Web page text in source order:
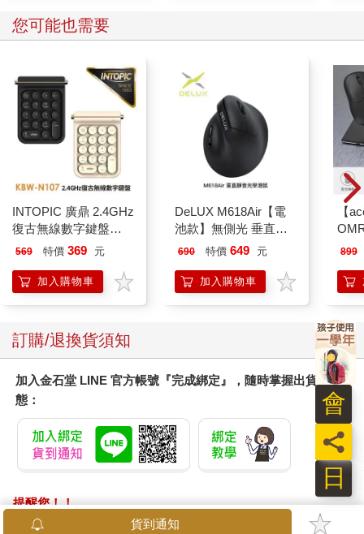
您可能也需要
INTOPIC 廣鼎 2.4GHz
復古無線數字鍵盤
(KBW-N107)
569 特價 369 元
加入購物車
DeLUX M618Air【電
池款】無側光 垂直靜
音光學滑鼠
690 特價 649 元
加入購物車
【
899
訂購/退換貨須知
加入金石堂 LINE 官方帳號『完成綁定』，隨時掌握出貨動
態：
提醒您！！
金石堂及銀行均不會請您操作ATM! 如接獲電話要求您前往
貨到通知
日
員
會